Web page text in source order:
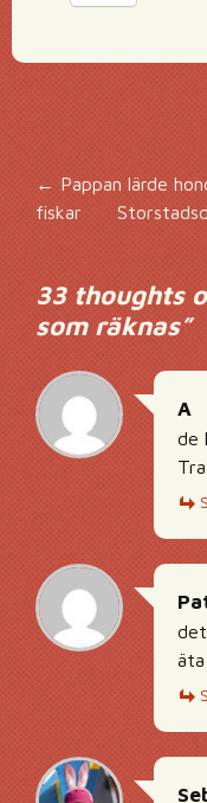
←Pappan lärde
fiskar
33 thoughts
som räknas”
A
de